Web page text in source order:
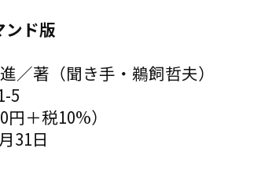
ンド版
／著（聞き手・鵜飼哲夫）
5
＋税10%）
31日